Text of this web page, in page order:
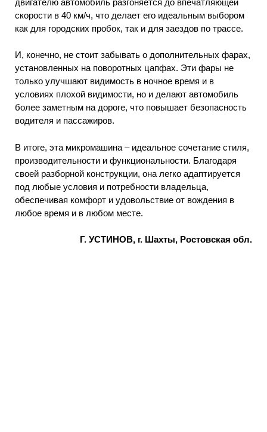
скорости в 40 км/ч, что делает его идеальным выбором
как для городских пробок, так и для заездов по трассе.
И, конечно, не стоит забывать о дополнительных фарах,
установленных на поворотных цапфах. Эти фары не
только улучшают видимость в ночное время и в
условиях плохой видимости, но и делают автомобиль
более заметным на дороге, что повышает безопасность
водителя и пассажиров.
В итоге, эта микромашина – идеальное сочетание стиля,
производительности и функциональности. Благодаря
своей разборной конструкции, она легко адаптируется
под любые условия и потребности владельца,
обеспечивая комфорт и удовольствие от вождения в
любое время и в любом месте.
Г. УСТИНОВ, г. Шахты, Ростовская обл.